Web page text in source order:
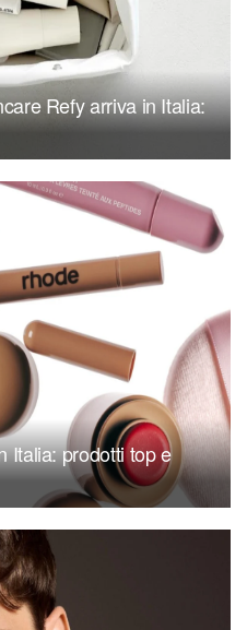
Refy arriva in Italia:
Italia: prodotti top e